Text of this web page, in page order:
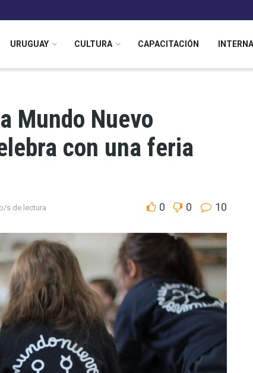
URUGUAY CULTURA CAPACITACIÓN
Mundo Nuevo
con una feria
s de lectura 0 0 10